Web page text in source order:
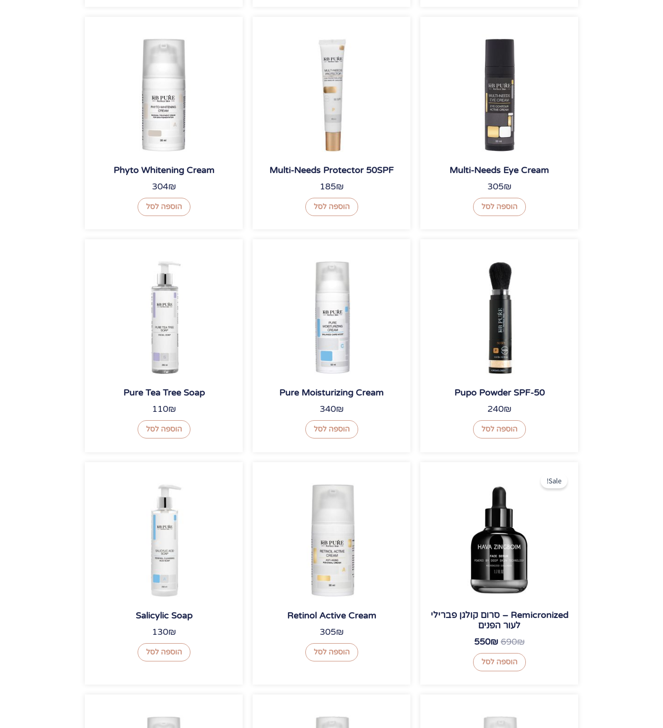
Multi-Needs Eye Cream
305₪
הוספה לסל
Multi-Needs Protector 50SPF
185₪
הוספה לסל
Phyto Whitening Cream
304₪
הוספה לסל
Pupo Powder SPF-50
240₪
הוספה לסל
Pure Moisturizing Cream
340₪
הוספה לסל
Pure Tea Tree Soap
110₪
הוספה לסל
Sale!
Remicronized – סרום קולגן פברילי
לעור הפנים
690₪
היה:
690₪.
550₪
הוספה לסל
Retinol Active Cream
305₪
הוספה לסל
Salicylic Soap
130₪
הוספה לסל